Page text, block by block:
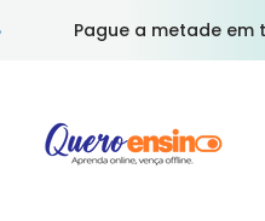
Pague a metade em